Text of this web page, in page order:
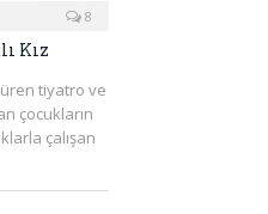
8
Kız
tiyatro ve
çocukların
çalışan